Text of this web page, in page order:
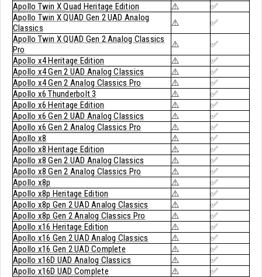
Apollo Twin X Quad Heritage Edition
⚠️
✅
Apollo Twin X QUAD Gen 2 UAD Analog
Classics
⚠️
✅
Apollo Twin X QUAD Gen 2 Analog Classics
Pro
⚠️
✅
Apollo x4 Heritage Edition
⚠️
✅
Apollo x4 Gen 2 UAD Analog Classics
⚠️
✅
Apollo x4 Gen 2 Analog Classics Pro
⚠️
✅
Apollo x6 Thunderbolt 3
⚠️
✅
Apollo x6 Heritage Edition
⚠️
✅
Apollo x6 Gen 2 UAD Analog Classics
⚠️
✅
Apollo x6 Gen 2 Analog Classics Pro
⚠️
✅
Apollo x8
⚠️
✅
Apollo x8 Heritage Edition
⚠️
✅
Apollo x8 Gen 2 UAD Analog Classics
⚠️
✅
Apollo x8 Gen 2 Analog Classics Pro
⚠️
✅
Apollo x8p
⚠️
✅
Apollo x8p Heritage Edition
⚠️
✅
Apollo x8p Gen 2 UAD Analog Classics
⚠️
✅
Apollo x8p Gen 2 Analog Classics Pro
⚠️
✅
Apollo x16 Heritage Edition
⚠️
✅
Apollo x16 Gen 2 UAD Analog Classics
⚠️
✅
Apollo x16 Gen 2 UAD Complete
⚠️
✅
Apollo x16D UAD Analog Classics
⚠️
✅
Apollo x16D UAD Complete
⚠️ ✅